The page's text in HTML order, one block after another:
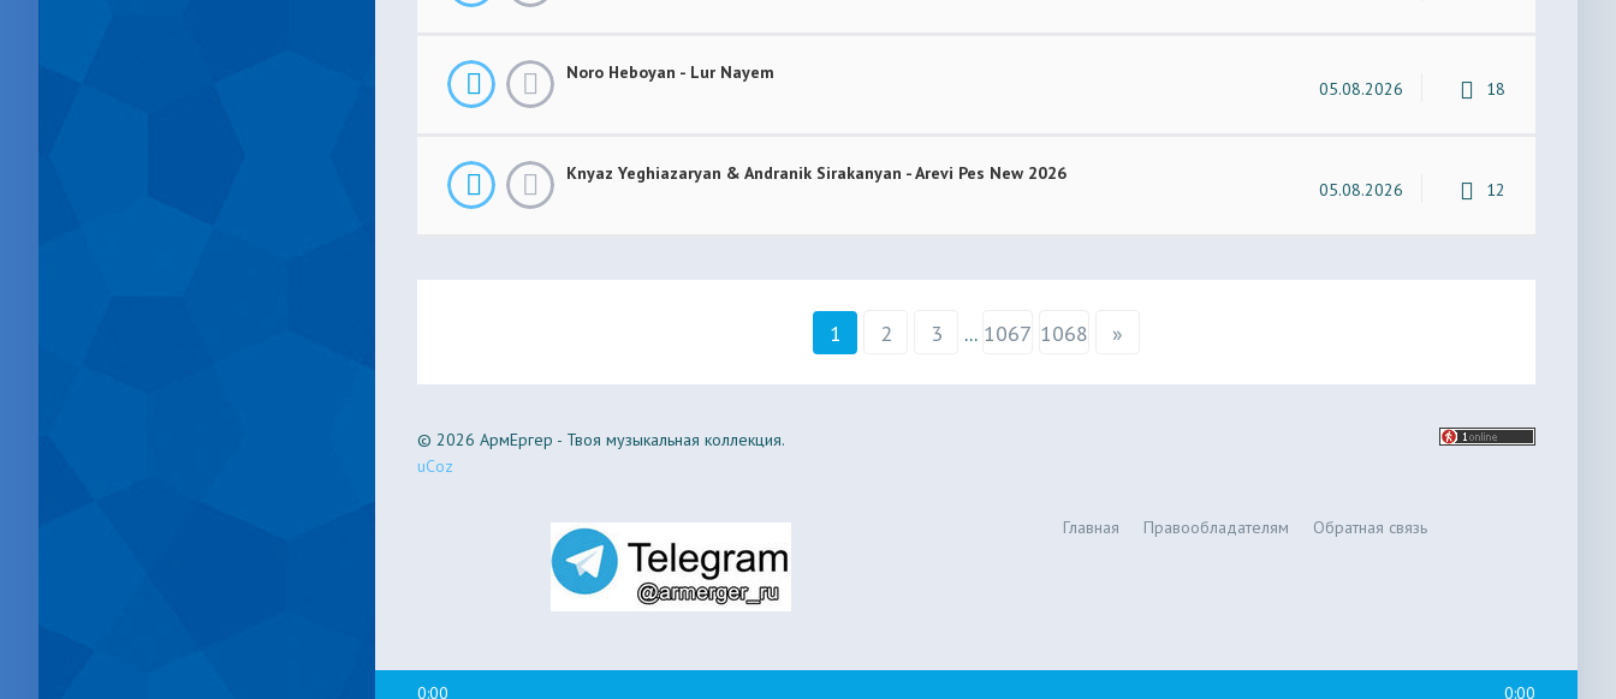
Noro Heboyan - Lur Nayem
05.08.2026 18
Knyaz Yeghiazaryan & Andranik Sirakanyan - Arevi Pes New 2026
05.08.2026 12
1 2 3 ... 1067 1068 »
© 2026 АрмЕргер - Твоя музыкальная коллекция.
uCoz
Главная Правообладателям Обратная связь
0:00 0:00